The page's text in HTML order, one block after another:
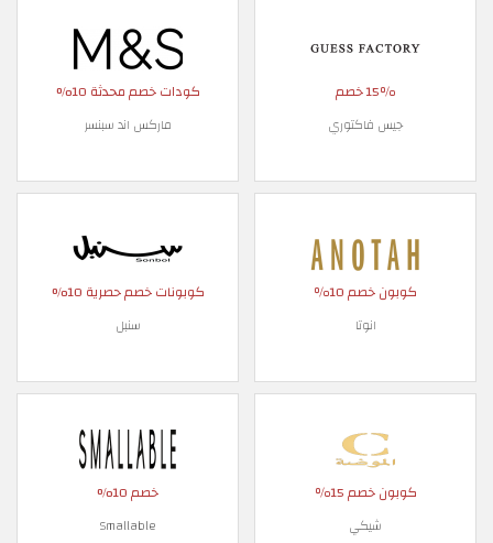
15٪ خصم
جيس فاكتوري
كودات خصم محدثة 10%
ماركس اند سبنسر
كوبون خصم 10٪
انوتا
كوبونات خصم حصرية 10%
سنبل
كوبون خصم 15٪
شيكي
خصم 10%
Smallable